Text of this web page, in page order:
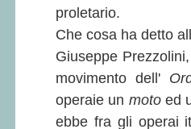
proletario.
Che cosa ha detto
Giuseppe
movimento dell'
operaie un moto ed
ebbe fra gli operai